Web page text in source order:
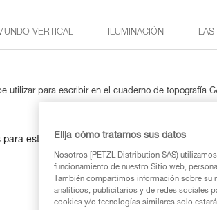
VERTICAL ILUMINACIÓN LAS
utilizar para escribir en el cuaderno de topografía
para esta búsquedaElija cómo tratamos sus datos
Nosotros [PETZL Distribution SAS)
funcionamiento de nuestro Sitio web,
También compartimos información sobre
analíticos, publicitarios y de redes sociales
cookies y/o tecnologías similares solo